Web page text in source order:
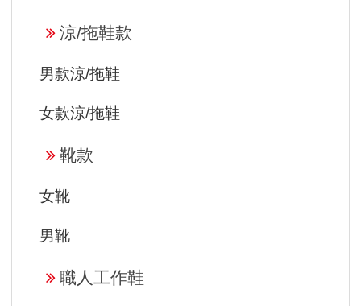
涼/拖鞋款
男款涼/拖鞋
女款涼/拖鞋
靴款
女靴
男靴
職人工作鞋